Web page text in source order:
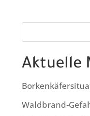
Aktuelle
Waldbrand-